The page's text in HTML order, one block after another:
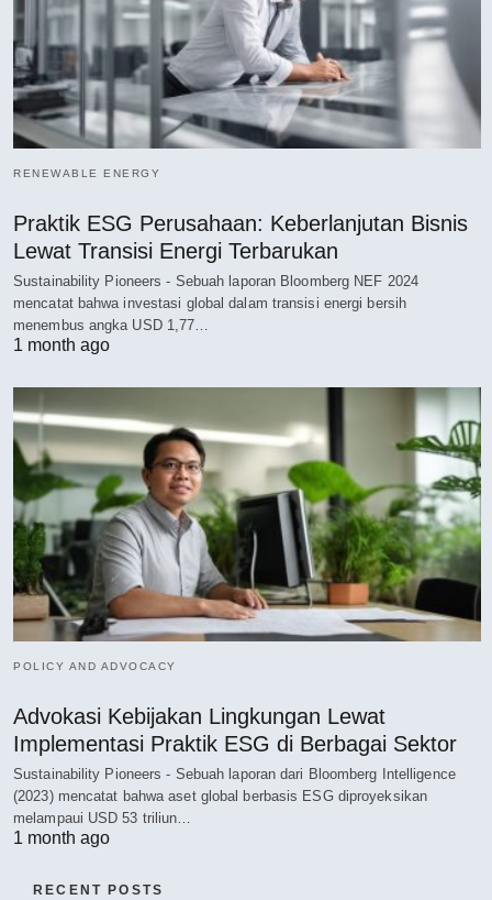
RENEWABLE ENERGY
Praktik ESG Perusahaan: Keberlanjutan Bisnis
Lewat Transisi Energi Terbarukan
Sustainability Pioneers - Sebuah laporan Bloomberg NEF 2024
mencatat bahwa investasi global dalam transisi energi bersih
menembus angka USD 1,77…
1 month ago
POLICY AND ADVOCACY
Advokasi Kebijakan Lingkungan Lewat
Implementasi Praktik ESG di Berbagai Sektor
Sustainability Pioneers - Sebuah laporan dari Bloomberg Intelligence
(2023) mencatat bahwa aset global berbasis ESG diproyeksikan
melampaui USD 53 triliun…
1 month ago
RECENT POSTS